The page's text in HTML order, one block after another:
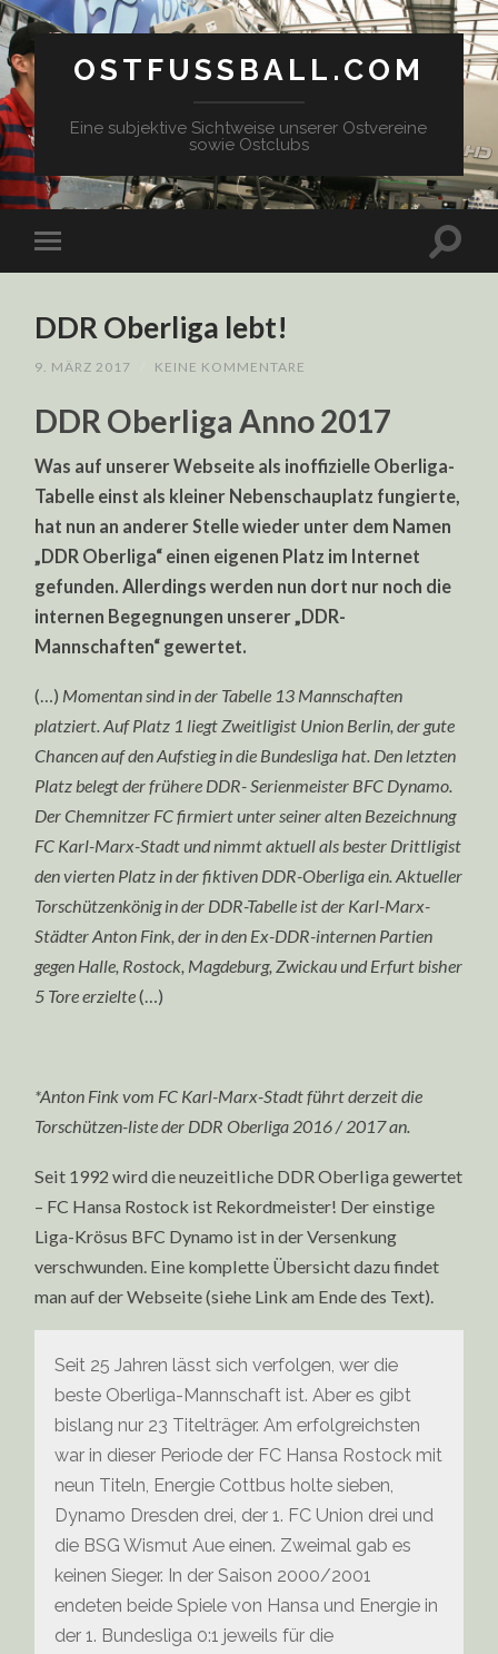
OSTFUSSBALL.COM
Eine subjektive Sichtweise unserer Ostvereine
sowie Ostclubs
DDR Oberliga lebt!
9. MÄRZ 2017 KEINE KOMMENTARE
DDR Oberliga Anno 2017
Was auf unserer Webseite als inoffizielle Oberliga-
Tabelle einst als kleiner Nebenschauplatz fungierte,
hat nun an anderer Stelle wieder unter dem Namen
„DDR Oberliga“ einen eigenen Platz im Internet
gefunden. Allerdings werden nun dort nur noch die
internen Begegnungen unserer „DDR-
Mannschaften“ gewertet.
(…) Momentan sind in der Tabelle 13 Mannschaften
platziert. Auf Platz 1 liegt Zweitligist Union Berlin, der gute
Chancen auf den Aufstieg in die Bundesliga hat. Den letzten
Platz belegt der frühere DDR- Serienmeister BFC Dynamo.
Der Chemnitzer FC firmiert unter seiner alten Bezeichnung
FC Karl-Marx-Stadt und nimmt aktuell als bester Drittligist
den vierten Platz in der fiktiven DDR-Oberliga ein. Aktueller
Torschützenkönig in der DDR-Tabelle ist der Karl-Marx-
Städter Anton Fink, der in den Ex-DDR-internen Partien
gegen Halle, Rostock, Magdeburg, Zwickau und Erfurt bisher
5 Tore erzielte(…)
*Anton Fink vom FC Karl-Marx-Stadt führt derzeit die
Torschützen-liste der DDR Oberliga 2016 / 2017 an.
Seit 1992 wird die neuzeitliche DDR Oberliga gewertet
– FC Hansa Rostock ist Rekordmeister! Der einstige
Liga-Krösus BFC Dynamo ist in der Versenkung
verschwunden. Eine komplette Übersicht dazu findet
man auf der Webseite (siehe Link am Ende des Text).
Seit 25 Jahren lässt sich verfolgen, wer die
beste Oberliga-Mannschaft ist. Aber es gibt
bislang nur 23 Titelträger.Am erfolgreichsten
war in dieser Periode der FC Hansa Rostock mit
neun Titeln, Energie Cottbus holte sieben,
Dynamo Dresden drei, der 1. FC Union drei und
die BSG Wismut Aue einen. Zweimal gab es
keinen Sieger. In der Saison 2000/2001
endeten beide Spiele von Hansa und Energie in
der 1. Bundesliga 0:1 jeweils für die